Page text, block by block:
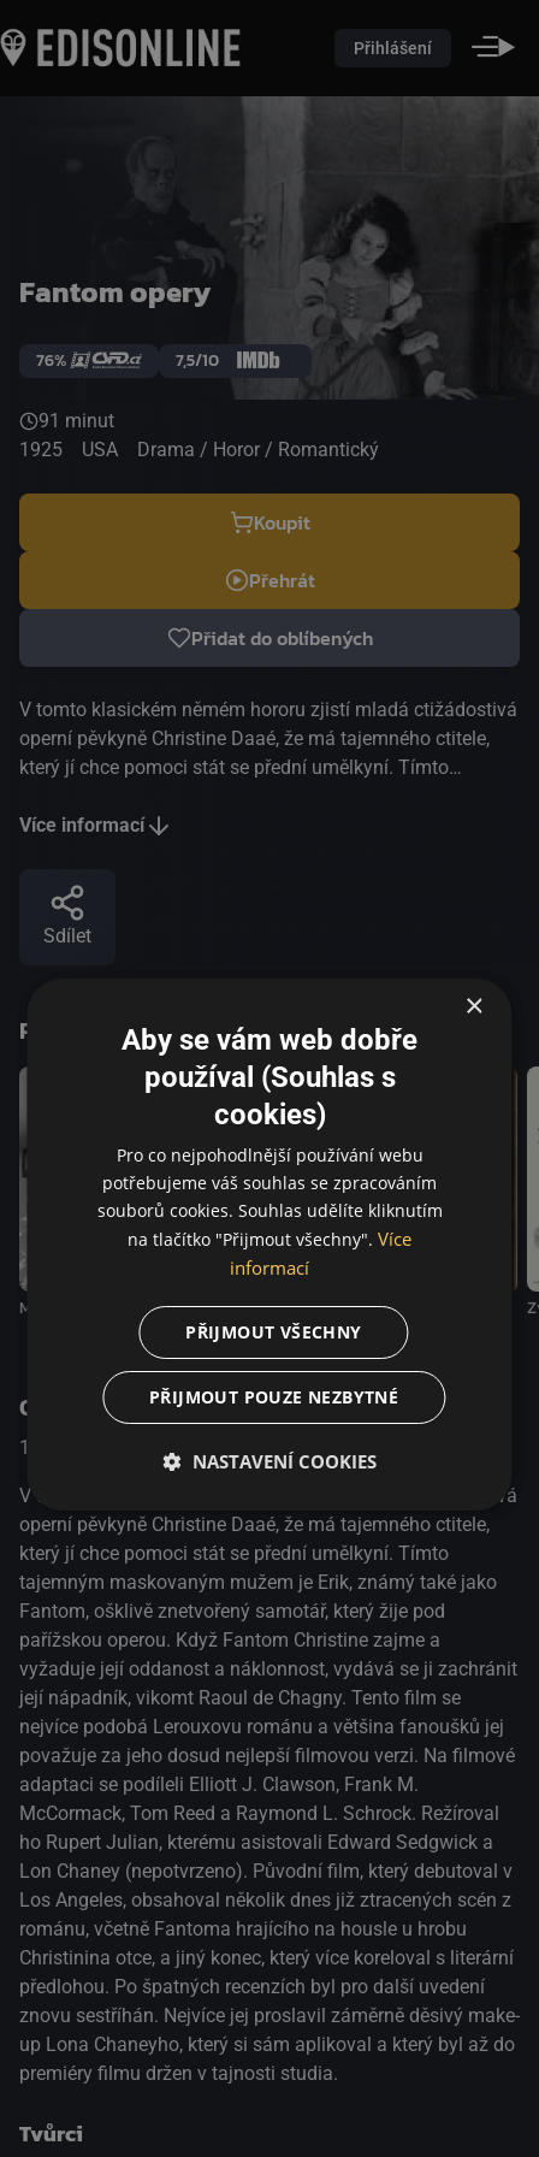
Přihlášení
Fantom opery
76% 7,5/10
91 minut
1925
USA Drama / Horor / Romantický
Koupit
Přehrát
Přidat do oblíbených
V tomto klasickém němém hororu zjistí mladá ctižádostivá
operní pěvkyně Christine Daaé, že má tajemného ctitele,
který jí chce pomoci stát se přední umělkyní. Tímto
Fantom, ošklivě znetvořený samotář, který žije pod
vyžaduje její oddanost a náklonnost, vydává se ji zachránit
její nápadník, vikomt Raoul de Chagny. Tento film se
nejvíce podobá Lerouxovu románu a většina fanoušků jej
McCormack, Tom Reed a Raymond L. Schrock. Režíroval
ho Rupert Julian, kterému asistovali Edward Sedgwick a
Lon Chaney (nepotvrzeno). Původní film, který debutoval v
Los Angeles, obsahoval několik dnes již ztracených scén z
románu, včetně Fantoma hrajícího na housle u hrobu
Christinina otce, a jiný konec, který více koreloval s literární
předlohou. Po špatných recenzích byl pro další uvedení
znovu sestříhán. Nejvíce jej proslavil záměrně děsivý make-
up Lona Chaneyho, který si sám aplikoval a který byl až do
premiéry filmu držen v tajnosti studia.
Více informací
Sdílet
Podobné tituly
Muž s kinoaparátem Podivný případ doktora Jekylla a pana Hydea
Poslední Mohykán
O pořadu
1925 Drama / Horor / Romantický
V tomto klasickém němém hororu zjistí mladá ctižádostivá
operní pěvkyně Christine Daaé, že má tajemného ctitele,
který jí chce pomoci stát se přední umělkyní. Tímto
tajemným maskovaným mužem je Erik, známý také jako
Fantom, ošklivě znetvořený samotář, který žije pod
pařížskou operou. Když Fantom Christine zajme a
vyžaduje její oddanost a náklonnost, vydává se ji zachránit
její nápadník, vikomt Raoul de Chagny. Tento film se
nejvíce podobá Lerouxovu románu a většina fanoušků jej
považuje za jeho dosud nejlepší filmovou verzi. Na filmové
adaptaci se podíleli Elliott J. Clawson, Frank M.
McCormack, Tom Reed a Raymond L. Schrock. Režíroval
ho Rupert Julian, kterému asistovali Edward Sedgwick a
Lon Chaney (nepotvrzeno). Původní film, který debutoval v
Los Angeles, obsahoval několik dnes již ztracených scén z
románu, včetně Fantoma hrajícího na housle u hrobu
Christinina otce, a jiný konec, který více koreloval s literární
předlohou. Po špatných recenzích byl pro další uvedení
znovu sestříhán. Nejvíce jej proslavil záměrně děsivý make-
up Lona Chaneyho, který si sám aplikoval a který byl až do
premiéry filmu držen v tajnosti studia.
Tvůrci
×
Aby se vám web dobře
používal (Souhlas s
cookies)
Pro co nejpohodlnější používání webu
potřebujeme váš souhlas se zpracováním
souborů cookies. Souhlas udělíte kliknutím
na tlačítko "Přijmout všechny". Více
informací
PŘIJMOUT VŠECHNY
PŘIJMOUT POUZE NEZBYTNÉ
NASTAVENÍ COOKIES